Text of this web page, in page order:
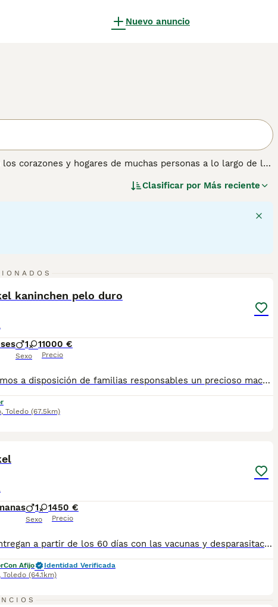
Nuevo anuncio
corazones y hogares de muchas personas a lo largo de los
le permita. La raza se originó en Alemania, donde
en el sofá al final del día. Los Teckel son compañeros
sobre esta raza de perro.
Clasificar por Más reciente
kaninchen pelo duro
1 1
Sexo
1000 €
Precio
Ponemos a disposición de familias responsables un precioso machito y una hembra de Teckel de Pelo Duro Kaninchen, criados con dedicación, cariño y el máximo compromiso con el bienestar animal. Nuestros cachorros destacan por su excelente calidad, tipicidad racial y magnífico carácter. Crecen en un entorno familiar, correctamente socializados y recibiendo todos los cuidados necesarios desde su nacimiento. Se entregan con: Vacunación correspondiente a su edad. Desparasitaciones internas y externas al día. Microchip identificado. Pasaporte europeo. Revisión veterinaria completa. Garantía sanitaria, vírica, genética y de enfermedades congénitas por contrato. Trabajamos con absoluta seriedad, responsabilidad y transparencia, seleccionando cuidadosamente nuestros ejemplares para preservar la salud, el temperamento y las características propias de la raza. Buscamos familias comprometidas que compartan nuestra filosofía de respeto y amor por los animales, ofreciendo a nuestros cachorros el hogar que merecen. Para más información, fotografías o resolver cualquier consulta, estaremos encantados de atenderte sin ningún compromiso.
, Toledo (67.5km)
1 1
Sexo
450 €
Precio
Se entregan a partir de los 60 días con las vacunas y desparasitaciones correspondiente a su edad. No dudes en preguntarnos la foto no es la del cachorro llámenos y le mandamos la actual
Con Afijo
Identidad Verificada
, Toledo (64.1km)